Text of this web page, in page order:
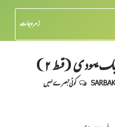
زمرہ جات
یہودی (قسط ۲)
کوئی تبصرے نہیں